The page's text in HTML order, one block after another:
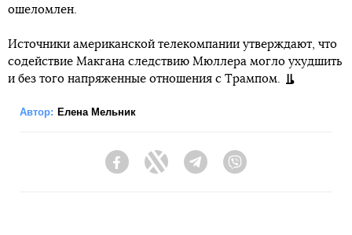
ошеломлен.
Источники американской телекомпании утверждают, что
содействие Макгана следствию Мюллера могло ухудшить
и без того напряженные отношения с Трампом.
Автор: Елена Мельник
FacebookTwitter Telegram